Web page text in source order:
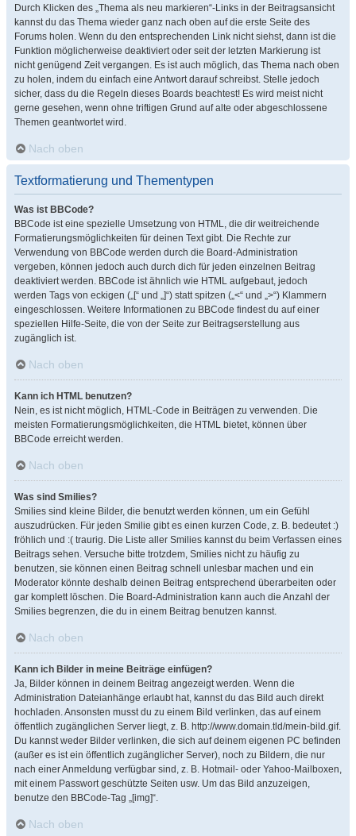
Durch Klicken des „Thema als neu markieren“-Links in der Beitragsansicht
kannst du das Thema wieder ganz nach oben auf die erste Seite des
Forums holen. Wenn du den entsprechenden Link nicht siehst, dann ist die
Funktion möglicherweise deaktiviert oder seit der letzten Markierung ist
nicht genügend Zeit vergangen. Es ist auch möglich, das Thema nach oben
zu holen, indem du einfach eine Antwort darauf schreibst. Stelle jedoch
sicher, dass du die Regeln dieses Boards beachtest! Es wird meist nicht
gerne gesehen, wenn ohne triftigen Grund auf alte oder abgeschlossene
Themen geantwortet wird.
Nach oben
Textformatierung und Thementypen
Was ist BBCode?
BBCode ist eine spezielle Umsetzung von HTML, die dir weitreichende
Formatierungsmöglichkeiten für deinen Text gibt. Die Rechte zur
Verwendung von BBCode werden durch die Board-Administration
vergeben, können jedoch auch durch dich für jeden einzelnen Beitrag
deaktiviert werden. BBCode ist ähnlich wie HTML aufgebaut, jedoch
werden Tags von eckigen („[“ und „]“) statt spitzen („<“ und „>“) Klammern
eingeschlossen. Weitere Informationen zu BBCode findest du auf einer
speziellen Hilfe-Seite, die von der Seite zur Beitragserstellung aus
zugänglich ist.
Nach oben
Kann ich HTML benutzen?
Nein, es ist nicht möglich, HTML-Code in Beiträgen zu verwenden. Die
meisten Formatierungsmöglichkeiten, die HTML bietet, können über
BBCode erreicht werden.
Nach oben
Was sind Smilies?
Smilies sind kleine Bilder, die benutzt werden können, um ein Gefühl
auszudrücken. Für jeden Smilie gibt es einen kurzen Code, z. B. bedeutet :)
fröhlich und :( traurig. Die Liste aller Smilies kannst du beim Verfassen eines
Beitrags sehen. Versuche bitte trotzdem, Smilies nicht zu häufig zu
benutzen, sie können einen Beitrag schnell unlesbar machen und ein
Moderator könnte deshalb deinen Beitrag entsprechend überarbeiten oder
gar komplett löschen. Die Board-Administration kann auch die Anzahl der
Smilies begrenzen, die du in einem Beitrag benutzen kannst.
Nach oben
Kann ich Bilder in meine Beiträge einfügen?
Ja, Bilder können in deinem Beitrag angezeigt werden. Wenn die
Administration Dateianhänge erlaubt hat, kannst du das Bild auch direkt
hochladen. Ansonsten musst du zu einem Bild verlinken, das auf einem
öffentlich zugänglichen Server liegt, z. B. http://www.domain.tld/mein-bild.gif.
Du kannst weder Bilder verlinken, die sich auf deinem eigenen PC befinden
(außer es ist ein öffentlich zugänglicher Server), noch zu Bildern, die nur
nach einer Anmeldung verfügbar sind, z. B. Hotmail- oder Yahoo-Mailboxen,
mit einem Passwort geschützte Seiten usw. Um das Bild anzuzeigen,
benutze den BBCode-Tag „[img]“.
Nach oben